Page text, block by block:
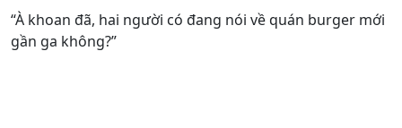
“À khoan đã, hai người có đang nói về quán burger mới
gần ga không?”